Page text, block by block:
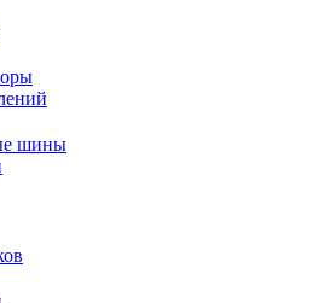
шины